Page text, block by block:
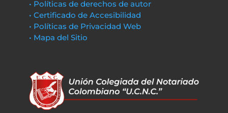
• Políticas de derechos de autor
• Certificado de Accesibilidad
• Políticas de Privacidad Web
• Mapa del Sitio